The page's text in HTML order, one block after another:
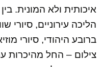
איכותית ולא המונית.
הליכה עירוניים, סיורי
ברובע היהודי, סיורי
צילום – החל מהיכרות